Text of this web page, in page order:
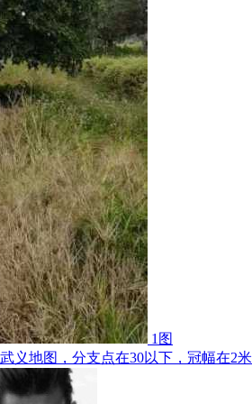
1图
义地图，分支点在30以下，冠幅在2